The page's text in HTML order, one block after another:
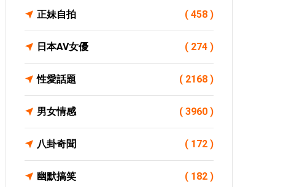
正妹自拍 ( 458 )
日本AV女優 ( 274 )
性愛話題 ( 2168 )
男女情感 ( 3960 )
八卦奇聞 ( 172 )
幽默搞笑 ( 182 )